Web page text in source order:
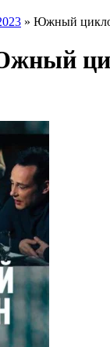
» Южный